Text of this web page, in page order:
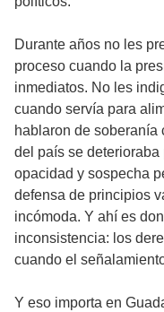
Durante años no les
proceso cuando la
inmediatos. No les
cuando servía para
hablaron de soberanía
del país se
opacidad y sospecha
defensa de principios
incómoda. Y ahí es
inconsistencia: los
cuando el
Y eso importa en